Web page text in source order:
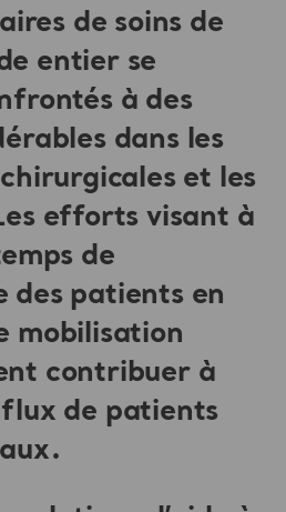
de soins de
entier se
à des
dans les
et les
efforts visant à
de
des patients en
mobilisation
contribuer à
de patients